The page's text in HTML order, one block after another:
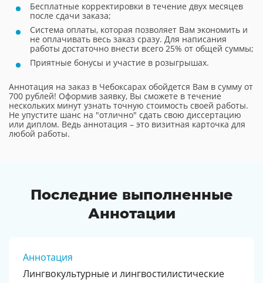
Бесплатные корректировки в течение двух месяцев
после сдачи заказа;
Система оплаты, которая позволяет Вам экономить и
не оплачивать весь заказ сразу. Для написания
работы достаточно внести всего 25% от общей суммы;
Приятные бонусы и участие в розыгрышах.
Аннотация на заказ в Чебоксарах обойдется Вам в сумму от
700 рублей! Оформив заявку, Вы сможете в течение
нескольких минут узнать точную стоимость своей работы.
Не упустите шанс на "отлично" сдать свою диссертацию
или диплом. Ведь аннотация – это визитная карточка для
любой работы.
Последние выполненные
Аннотации
Аннотация
Лингвокультурные и лингвостилистические